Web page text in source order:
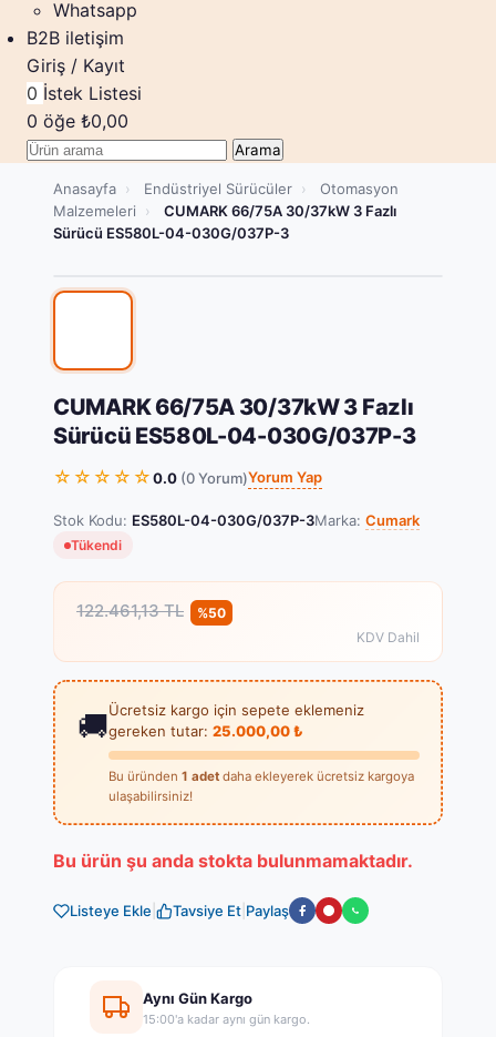
Whatsapp
B2B iletişim
Giriş / Kayıt
0 İstek Listesi
0 öğe ₺0,00
Arama
Anasayfa › Endüstriyel Sürücüler ›
Otomasyon
Malzemeleri
›
CUMARK 66/75A 30/37kW 3 Fazlı
Sürücü ES580L-04-030G/037P-3
CUMARK 66/75A 30/37kW 3 Fazlı
Sürücü ES580L-04-030G/037P-3
☆☆☆☆☆0.0 (0 Yorum)Yorum Yap
Stok Kodu: ES580L-04-030G/037P-3Marka: Cumark
Tükendi
122.461,13 TL
%50
KDV Dahil
🚚Ücretsiz kargo için sepete eklemeniz
gereken tutar: 25.000,00 ₺
Bu üründen 1 adetdaha ekleyerek ücretsiz kargoya
ulaşabilirsiniz!
Bu ürün şu anda stokta bulunmamaktadır.
Listeye Ekle Tavsiye Et Paylaş
Aynı Gün Kargo
15:00'a kadar aynı gün kargo.